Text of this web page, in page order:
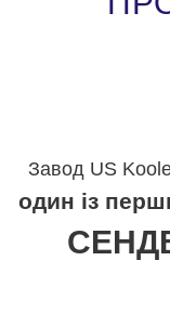
Завод US
один із